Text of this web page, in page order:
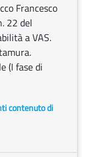
Francesco
22 del
a VAS.
(I fase di
contenuto di